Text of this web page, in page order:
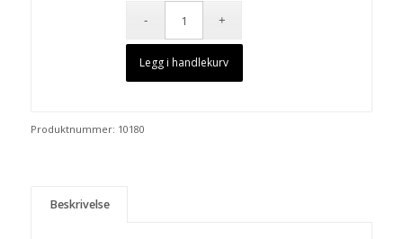
Legg i handlekurv
Produktnummer: 10180
Beskrivelse